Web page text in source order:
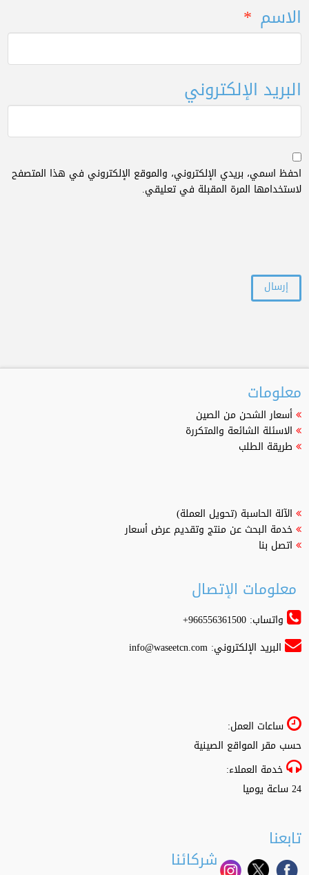
الاسم *
البريد الإلكتروني
احفظ اسمي، بريدي الإلكتروني، والموقع الإلكتروني في هذا المتصفح
لاستخدامها المرة المقبلة في تعليقي.
معلومات
أسعار الشحن من الصين
الاسئلة الشائعة والمتكررة
طريقة الطلب
الآلة الحاسبة (تحويل العملة)
خدمة البحث عن منتج وتقديم عرض أسعار
اتصل بنا
معلومات الإتصال
واتساب: 966556361500+
البريد الإلكتروني:info@waseetcn.com
ساعات العمل:
حسب مقر المواقع الصينية
خدمة العملاء:
24 ساعة يوميا
تابعنا
شركائنا